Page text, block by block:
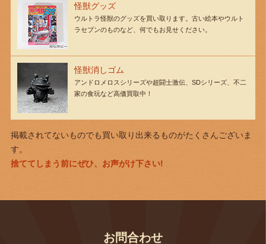
怪獣グッズ
ウルトラ怪獣のグッズを買い取ります。古い絵本やウルト
ラセブンのものなど、何でもお見せください。
怪獣消しゴム
アンドロメロスシリーズや超闘士激伝、SDシリーズ、不二
家の食玩など高価買取中！
掲載されてないものでも買い取り出来るものがたくさんございま
す。
捨ててしまう前にぜひ、お声がけ下さい!
お問合わせ